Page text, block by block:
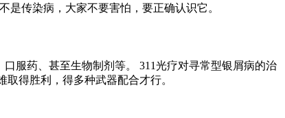
传染病，大家不要害怕，要正确认识它。
服药、甚至生物制剂等。 311光疗对寻常型银屑病的治
得胜利，得多种武器配合才行。